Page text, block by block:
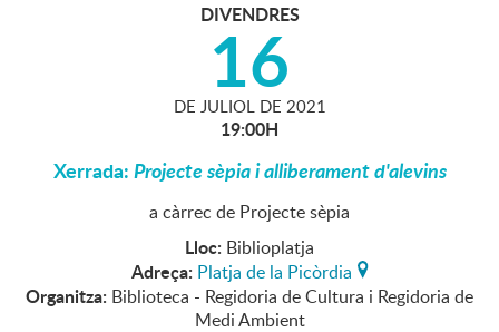
DIVENDRES
16
DE JULIOL DE 2021
19:00H
Xerrada:Projecte sèpia i alliberament d'alevins
a càrrec de Projecte sèpia
Lloc: Biblioplatja
Adreça: Platja de la Picòrdia
Organitza: Biblioteca - Regidoria de Cultura i Regidoria de
Medi Ambient